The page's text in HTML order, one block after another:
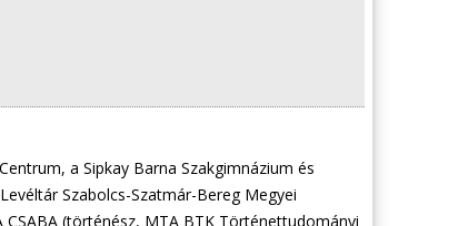
a Sipkay Barna Szakgimnázium és
Szabolcs-Szatmár-Bereg Megyei
(történész, MTA BTK Történettudományi